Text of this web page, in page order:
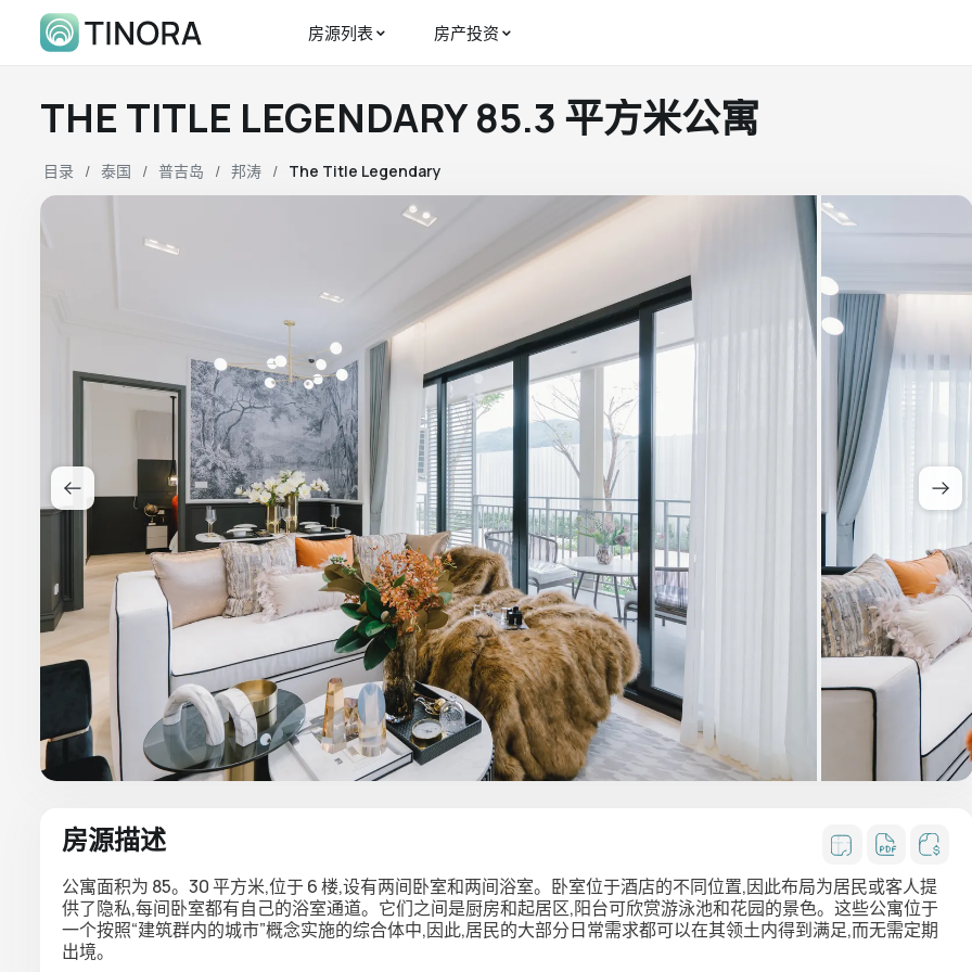
房源列表 房产投资
THE TITLE LEGENDARY 85.3 平方米公寓
目录 泰国 普吉岛 邦涛 The Title Legendary
房源描述
公寓面积为 85。30 平方米,位于 6 楼,设有两间卧室和两间浴室。卧室位于酒店的不同位置,因此布局为居民或客人提
供了隐私,每间卧室都有自己的浴室通道。它们之间是厨房和起居区,阳台可欣赏游泳池和花园的景色。这些公寓位于
一个按照“建筑群内的城市”概念实施的综合体中,因此,居民的大部分日常需求都可以在其领土内得到满足,而无需定期
出境。